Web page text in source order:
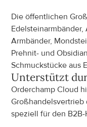
Die öffentlichen
Armbänder,
Prehnit- und
Schmuckstücke aus
Unterstützt
Orderchamp Cloud
Großhandelsvertrieb
speziell für den